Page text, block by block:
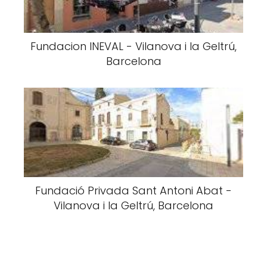
Fundacion INEVAL - Vilanova i la Geltrú,
Barcelona
Fundació Privada Sant Antoni Abat -
Vilanova i la Geltrú, Barcelona